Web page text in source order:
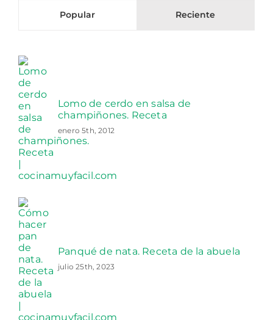
Popular Reciente
Lomo de cerdo en salsa de
champiñones. Receta
enero 5th, 2012
Panqué de nata. Receta de la abuela
julio 25th, 2023